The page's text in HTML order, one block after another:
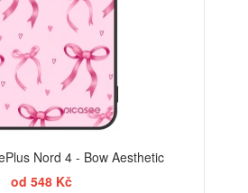
Nord 4 - Bow Aesthetic
od 548 Kč